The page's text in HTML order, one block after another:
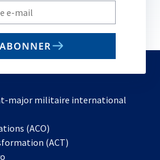
major militaire international
(ACO)
dans
(ACT)